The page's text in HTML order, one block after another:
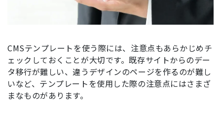
CMSテンプレートを使う際には、注意点もあらかじめチ
ェックしておくことが大切です。既存サイトからのデー
タ移行が難しい、違うデザインのページを作るのが難し
いなど、テンプレートを使用した際の注意点にはさまざ
まなものがあります。